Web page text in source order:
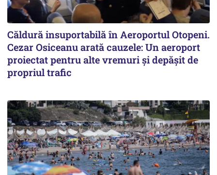
Căldură insuportabilă în Aeroportul Otopeni.
Cezar Osiceanu arată cauzele: Un aeroport
proiectat pentru alte vremuri și depășit de
propriul trafic